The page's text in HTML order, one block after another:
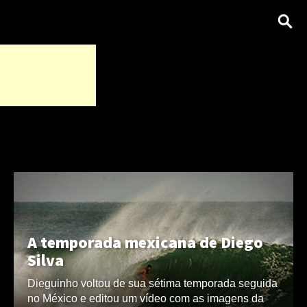
A temporada mexicana de Diego
Silva
Dieguinho voltou de sua sétima temporada seguida
no México e editou um vídeo com as imagens da